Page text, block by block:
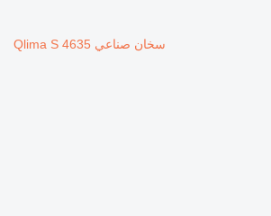
سخان صناعي Qlima S 4635